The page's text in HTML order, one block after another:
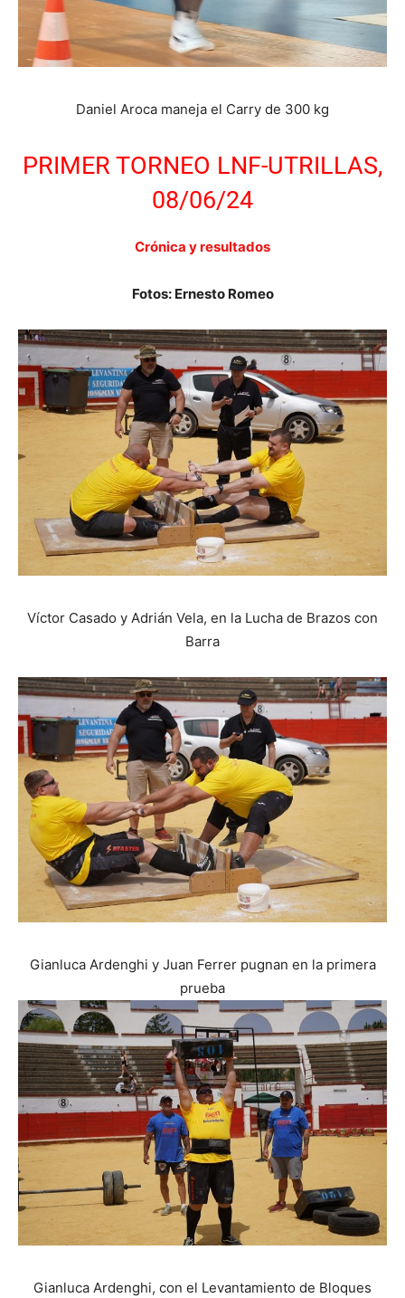
Daniel Aroca maneja el Carry de 300 kg
PRIMER TORNEO LNF-UTRILLAS,
08/06/24
Crónica y resultados
Fotos: Ernesto Romeo
Víctor Casado y Adrián Vela, en la Lucha de Brazos con
Barra
Gianluca Ardenghi y Juan Ferrer pugnan en la primera
prueba
Gianluca Ardenghi, con el Levantamiento de Bloques